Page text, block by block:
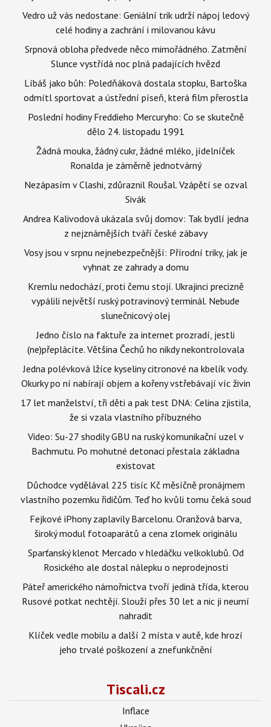
Vedro už vás nedostane: Geniální trik udrží nápoj ledový
celé hodiny a zachrání i milovanou kávu
Srpnová obloha předvede něco mimořádného. Zatmění
Slunce vystřídá noc plná padajících hvězd
Líbáš jako bůh: Poledňáková dostala stopku, Bartoška
odmítl sportovat a ústřední píseň, která film přerostla
Poslední hodiny Freddieho Mercuryho: Co se skutečně
dělo 24. listopadu 1991
Žádná mouka, žádný cukr, žádné mléko, jídelníček
Ronalda je záměrně jednotvárný
Nezápasím v Clashi, zdůraznil Roušal. Vzápětí se ozval
Sivák
Andrea Kalivodová ukázala svůj domov: Tak bydlí jedna
z nejznámějších tváří české zábavy
Vosy jsou v srpnu nejnebezpečnější: Přírodní triky, jak je
vyhnat ze zahrady a domu
Kremlu nedochází, proti čemu stojí. Ukrajinci precizně
vypálili největší ruský potravinový terminál. Nebude
slunečnicový olej
Jedno číslo na faktuře za internet prozradí, jestli
(ne)přeplácíte. Většina Čechů ho nikdy nekontrolovala
Jedna polévková lžíce kyseliny citronové na kbelík vody.
Okurky po ní nabírají objem a kořeny vstřebávají víc živin
17 let manželství, tři děti a pak test DNA: Celina zjistila,
že si vzala vlastního příbuzného
Video: Su-27 shodily GBU na ruský komunikační uzel v
Bachmutu. Po mohutné detonaci přestala základna
existovat
Důchodce vydělával 225 tisíc Kč měsíčně pronájmem
vlastního pozemku řidičům. Teď ho kvůli tomu čeká soud
Fejkové iPhony zaplavily Barcelonu. Oranžová barva,
široký modul fotoaparátů a cena zlomek originálu
Sparťanský klenot Mercado v hledáčku velkoklubů. Od
Rosického ale dostal nálepku o neprodejnosti
Páteř amerického námořnictva tvoří jediná třída, kterou
Rusové potkat nechtějí. Slouží přes 30 let a nic ji neumí
nahradit
Klíček vedle mobilu a další 2 místa v autě, kde hrozí
jeho trvalé poškození a znefunkčnění
Tiscali.cz
Inflace